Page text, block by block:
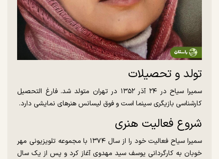
تولد و تحصیلات
سمیرا سیاح در ۲۴ آذر ۱۳۵۲ در تهران متولد شد. فارغ التحصیل
کارشناسی بازیگری سینما است و فوق لیسانس هنرهای نمایشی دارد.
شروع فعالیت هنری
سمیرا سیاح فعالیت خود را از سال ۱۳۷۴ با مجموعه تلویزیونی مهر
خوبان به کارگردانی یوسف سید مهدوی آغاز کرد و پس از یک سال